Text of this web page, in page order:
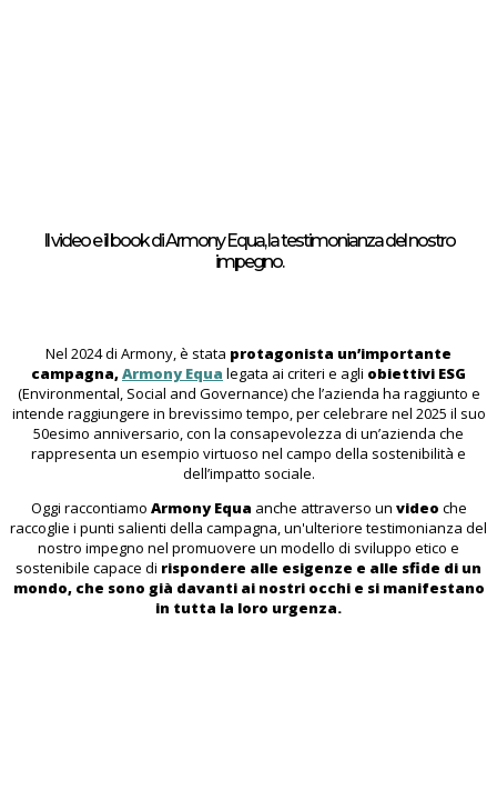
Il video e il book di Armony Equa, la testimonianza del nostro
impegno.
Nel 2024 di Armony, è stata protagonista un’importante
campagna,Armony Equa legata ai criteri e agli obiettivi ESG
(Environmental, Social and Governance) che l’azienda ha raggiunto e
intende raggiungere in brevissimo tempo, per celebrare nel 2025 il suo
50esimo anniversario, con la consapevolezza di un’azienda che
rappresenta un esempio virtuoso nel campo della sostenibilità e
dell’impatto sociale.
Oggi raccontiamo Armony Equa anche attraverso un video che
raccoglie i punti salienti della campagna, un'ulteriore testimonianza del
nostro impegno nel promuovere un modello di sviluppo etico e
sostenibile capace di rispondere alle esigenze e alle sfide di un
mondo, che sono già davanti ai nostri occhi e si manifestano
in tutta la loro urgenza.